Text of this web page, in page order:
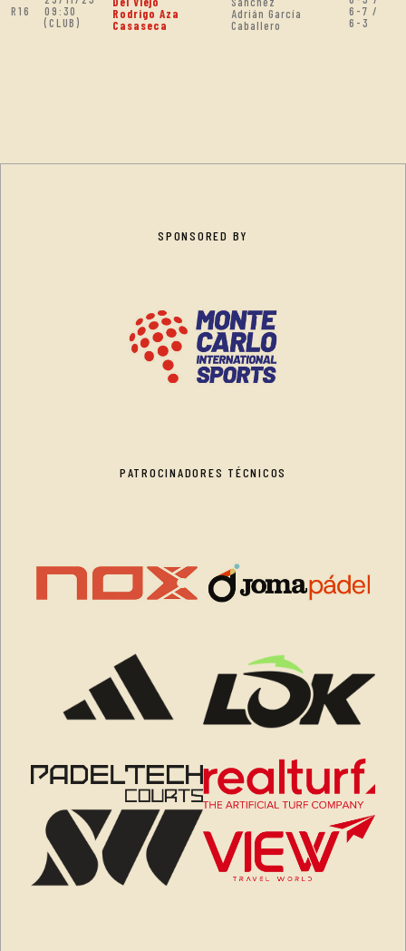
R16
09:30
(CLUB)
Rodrigo Aza
Casaseca
Adrián García
Caballero
6-7 /
6-3
SPONSORED BY
PATROCINADORES TÉCNICOS